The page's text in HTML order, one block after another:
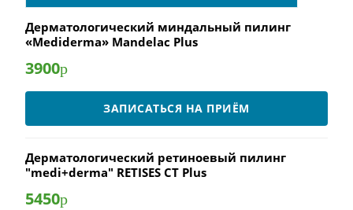
Дерматологический миндальный пилинг
«Mediderma» Mandelac Plus
3900р
ЗАПИСАТЬСЯ НА ПРИЁМ
Дерматологический ретиноевый пилинг
"medi+derma" RETISES CT Plus
5450р